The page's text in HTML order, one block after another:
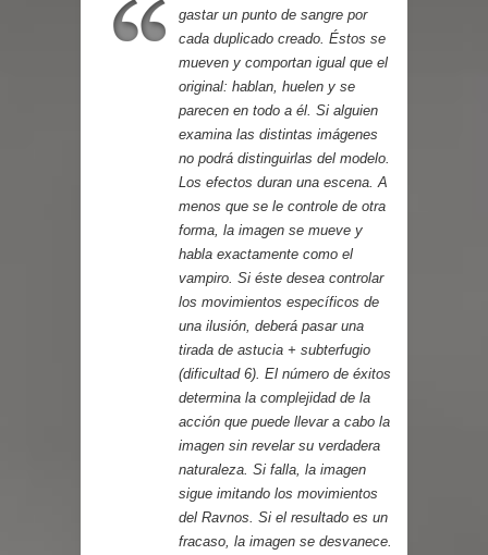
gastar un punto de sangre por
cada duplicado creado. Éstos se
mueven y comportan igual que el
original: hablan, huelen y se
parecen en todo a él. Si alguien
examina las distintas imágenes
no podrá distinguirlas del modelo.
Los efectos duran una escena. A
menos que se le controle de otra
forma, la imagen se mueve y
habla exactamente como el
vampiro. Si éste desea controlar
los movimientos específicos de
una ilusión, deberá pasar una
tirada de astucia + subterfugio
(dificultad 6). El número de éxitos
determina la complejidad de la
acción que puede llevar a cabo la
imagen sin revelar su verdadera
naturaleza. Si falla, la imagen
sigue imitando los movimientos
del Ravnos. Si el resultado es un
fracaso, la imagen se desvanece.